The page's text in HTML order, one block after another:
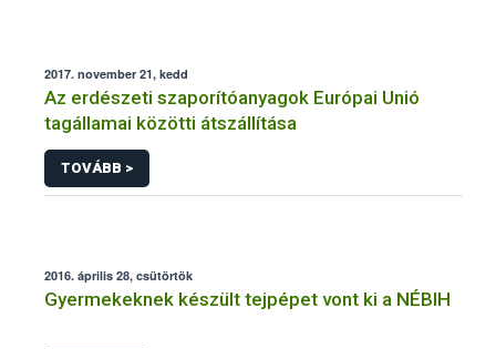
2017. november 21, kedd
Az erdészeti szaporítóanyagok Európai Unió
tagállamai közötti átszállítása
TOVÁBB >
2016. április 28, csütörtök
Gyermekeknek készült tejpépet vont ki a NÉBIH